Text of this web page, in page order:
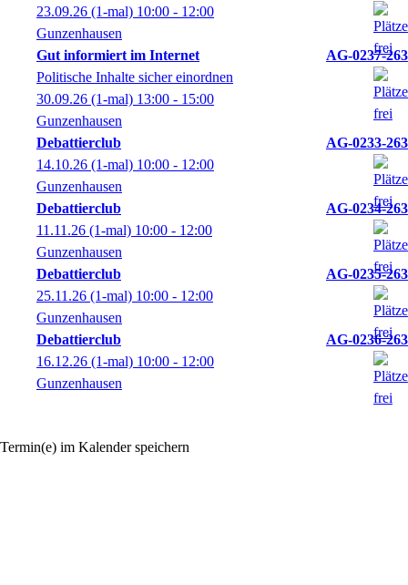
23.09.26 (1-mal) 10:00 - 12:00
Gunzenhausen
Gut informiert im Internet
AG-0237-263
Politische Inhalte sicher einordnen
30.09.26 (1-mal) 13:00 - 15:00
Gunzenhausen
Debattierclub
AG-0233-263
14.10.26 (1-mal) 10:00 - 12:00
Gunzenhausen
Debattierclub
AG-0234-263
11.11.26 (1-mal) 10:00 - 12:00
Gunzenhausen
Debattierclub
AG-0235-263
25.11.26 (1-mal) 10:00 - 12:00
Gunzenhausen
Debattierclub
AG-0236-263
16.12.26 (1-mal) 10:00 - 12:00
Gunzenhausen
Termin(e) im Kalender speichern